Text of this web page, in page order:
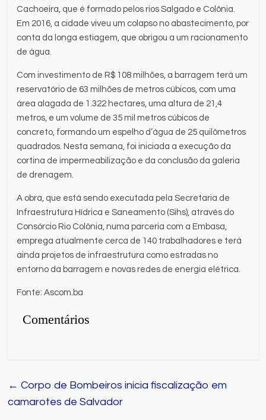
Cachoeira, que é formado pelos rios Salgado e Colônia.
Em 2016, a cidade viveu um colapso no abastecimento, por
conta da longa estiagem, que obrigou a um racionamento
de água.
Com investimento de R$ 108 milhões, a barragem terá um
reservatório de 63 milhões de metros cúbicos, com uma
área alagada de 1.322 hectares, uma altura de 21,4
metros, e um volume de 35 mil metros cúbicos de
concreto, formando um espelho d’água de 25 quilômetros
quadrados. Nesta semana, foi iniciada a execução da
cortina de impermeabilização e da conclusão da galeria
de drenagem.
A obra, que está sendo executada pela Secretaria de
Infraestrutura Hídrica e Saneamento (Sihs), através do
Consórcio Rio Colônia, numa parceria com a Embasa,
emprega atualmente cerca de 140 trabalhadores e terá
ainda projetos de infraestrutura como estradas no
entorno da barragem e novas redes de energia elétrica.
Fonte: Ascom.ba
Comentários
← Corpo de Bombeiros inicia fiscalização em
camarotes de Salvador